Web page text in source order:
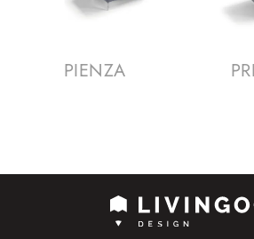
PIENZA